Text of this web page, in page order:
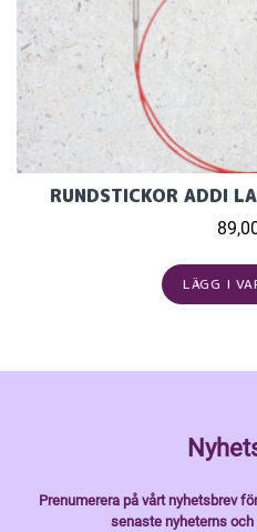
RUNDSTICKOR ADDI
LÄGG I
Prenumerera på vårt nyhetsbrev
senaste nyheterns